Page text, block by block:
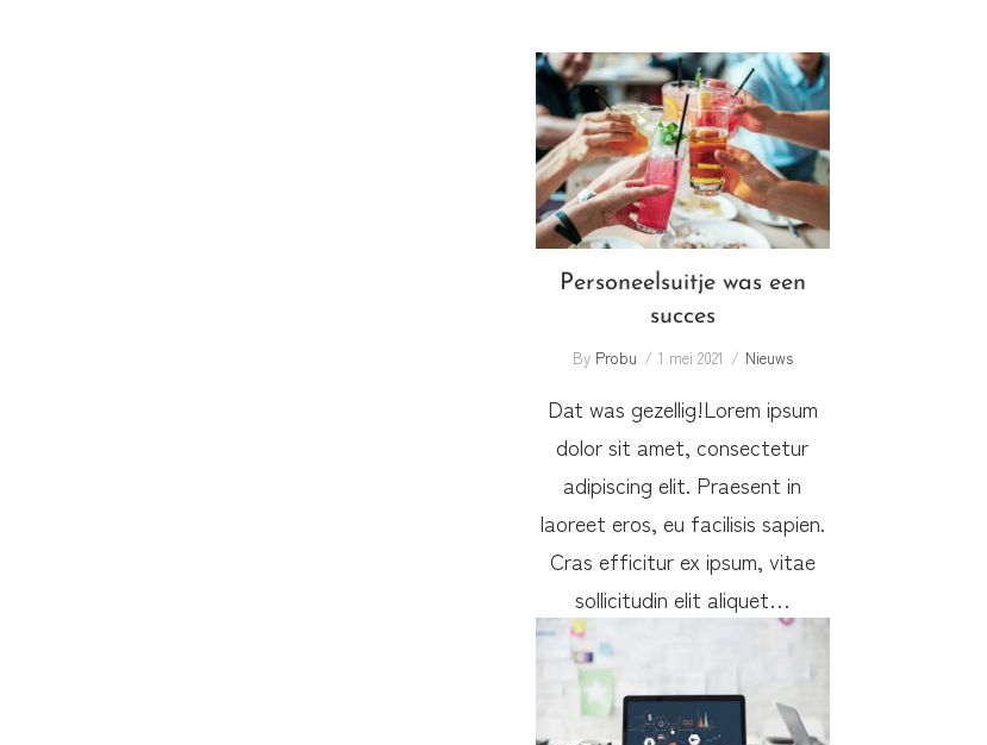
Personeelsuitje was een
succes
Personeelsuitje was een
succes
By Probu 1 mei 2021 Nieuws
Dat was gezellig!Lorem ipsum
dolor sit amet, consectetur
adipiscing elit. Praesent in
laoreet eros, eu facilisis sapien.
Cras efficitur ex ipsum, vitae
sollicitudin elit aliquet…
Binnenkort: kortingen op
onze diensten